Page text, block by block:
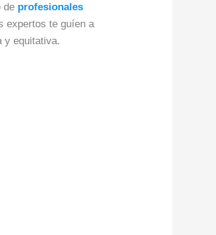
de profesionales
expertos te guíen a
y equitativa.